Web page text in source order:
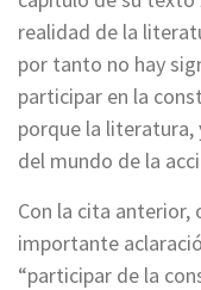
realidad de la
por tanto no hay
participar en la
porque la literatura,
del mundo de la
Con la cita anterior,
importante
“participar de la